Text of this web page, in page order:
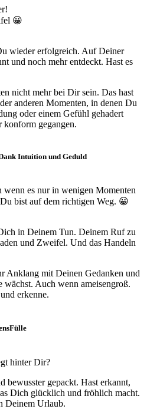
😀
wieder erfolgreich. Auf Deiner
und noch mehr entdeckt. Hast es
nicht mehr bei Dir sein. Das hast
anderen Momenten, in denen Du
oder einem Gefühl gehadert
konform gegangen.
Intuition und Geduld
wenn es nur in wenigen Momenten
bist auf dem richtigen Weg. 😀
in Deinem Tun. Deinem Ruf zu
und Zweifel. Und das Handeln
Anklang mit Deinen Gedanken und
Auch wenn ameisengroß.
erkenne.
hinter Dir?
bewusster gepackt. Hast erkannt,
Dich glücklich und fröhlich macht.
Deinem Urlaub.